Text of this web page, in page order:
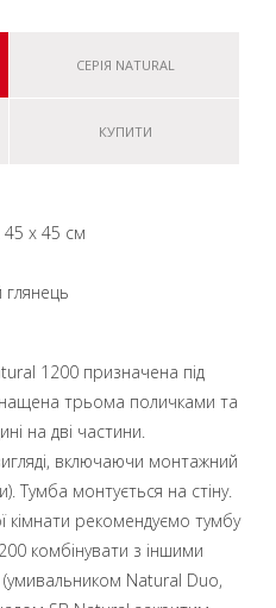
СЕРІЯ NATURAL
КУПИТИ
45 x 45 см
глянець
1200 призначена під
трьома поличками та
на дві частини.
включаючи монтажний
Тумба монтується на стіну.
кімнати рекомендуємо тумбу
комбінувати з іншими
Natural Duo,